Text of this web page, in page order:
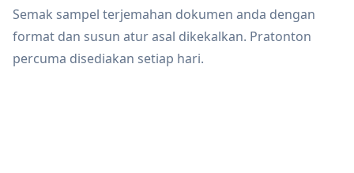
Semak sampel terjemahan dokumen anda dengan
format dan susun atur asal dikekalkan. Pratonton
percuma disediakan setiap hari.